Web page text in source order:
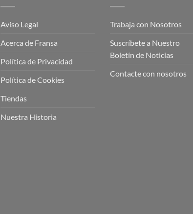
Aviso Legal
Acerca de Fransa
Política de Privacidad
Política de Cookies
Tiendas
Nuestra Historia
Trabaja con Nosotros
Suscríbete a Nuestro
Boletín de Noticias
Contacte con nosotros